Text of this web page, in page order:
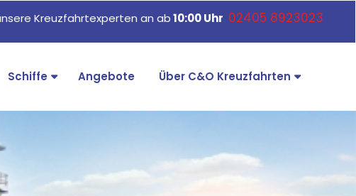
Kreuzfahrtexperten an ab10:00 Uhr 02405 8923023
Schiffe Angebote Über C&O Kreuzfahrten